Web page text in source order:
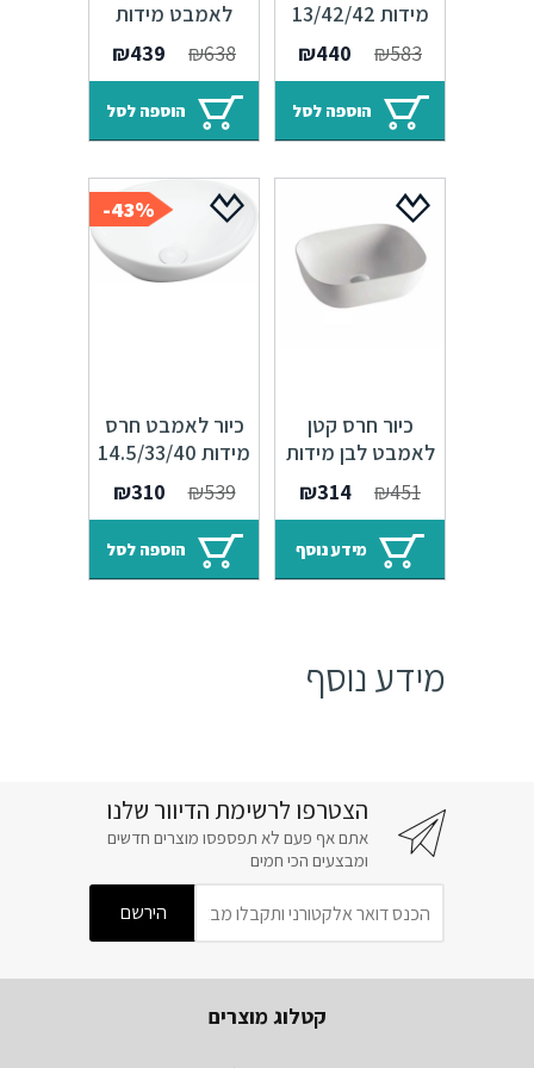
מידות 13/42/42
מ"מ₪583
המחיר
היה:
₪583.
₪440
הנוכחי
הוא:
₪440.
הוספה לסל
לאמבט מידות
39.5/50 ס"מ
₪638
המחיר
היה:
₪638.
₪439
הוא:
₪439.
הוספה לסל
כיור חרס קטן
לאמבט לבן מידות
360/250/115 מ"מ
₪451
המחיר
היה:
₪451.
₪314
הנוכחי
הוא:
₪314.
מידע נוסף
43%-
כיור לאמבט חרס
מידות 14.5/33/40
ס"מ₪539
המחיר
היה:
₪539.
₪310
הוא:
₪310.
הוספה לסל
מידע נוסף
הצטרפו לרשימת הדיוור שלנו
אתם אף פעם לא תפספסו מוצרים חדשים
ומבצעים הכי חמים
קטלוג מוצרים